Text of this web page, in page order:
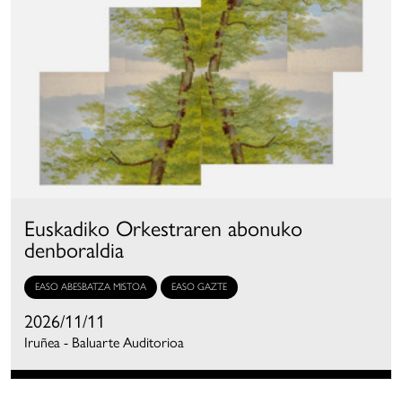
Euskadiko Orkestraren abonuko
denboraldia
EASO ABESBATZA MISTOA EASO GAZTE
2026/11/11
Iruñea - Baluarte Auditorioa